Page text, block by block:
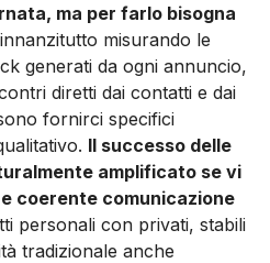
ma per far­lo bisogna
misurando le
ge­nerati da ogni annuncio,
diretti dai contatti e dai
fornirci specifi­ci
Il successo delle
am­plificato se vi
coerente comunicazione
per­sonali con privati, stabili
tradizio­nale anche